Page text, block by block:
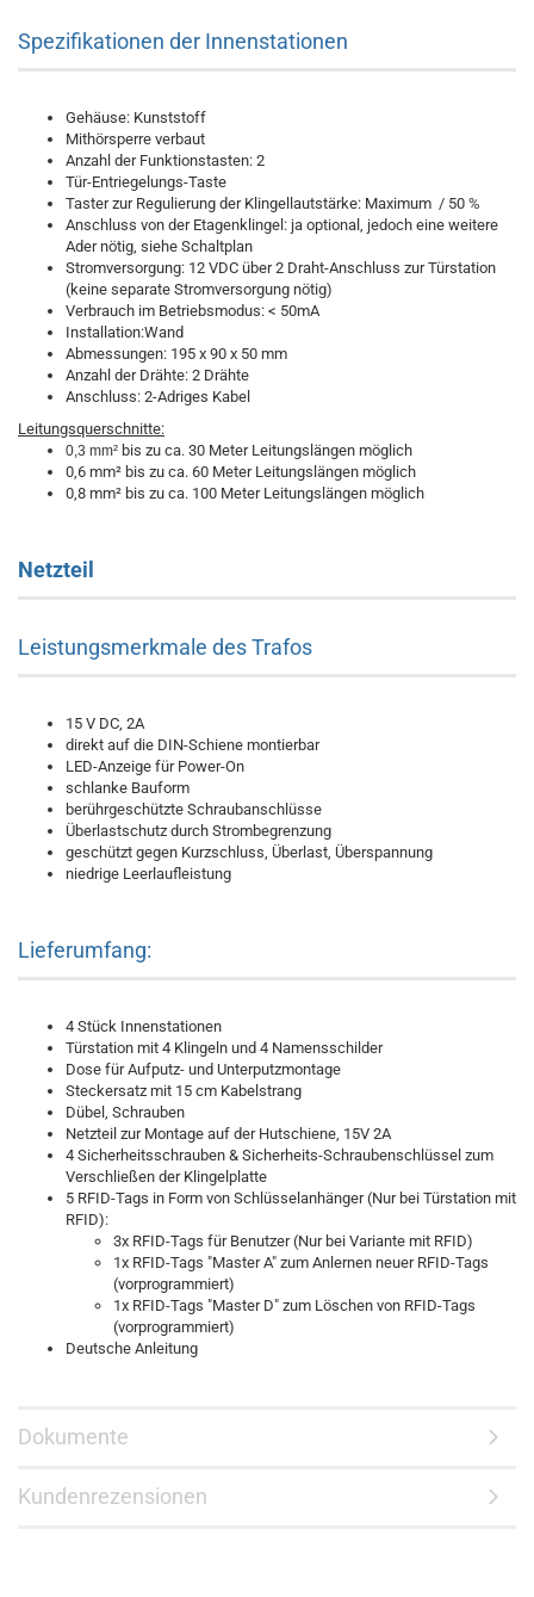
Spezifikationen der Innenstationen
Gehäuse: Kunststoff
Mithörsperre verbaut
Anzahl der Funktionstasten: 2
Tür-Entriegelungs-Taste
Taster zur Regulierung der Klingellautstärke: Maximum / 50 %
Anschluss von der Etagenklingel: ja optional, jedoch eine weitere
Ader nötig, siehe Schaltplan
Stromversorgung: 12 VDC über 2 Draht-Anschluss zur Türstation
(keine separate Stromversorgung nötig)
Verbrauch im Betriebsmodus: < 50mA
Installation:Wand
Abmessungen: 195 x 90 x 50 mm
Anzahl der Drähte: 2 Drähte
Anschluss: 2-Adriges Kabel
Leitungsquerschnitte:
0,3 mm² bis zu ca. 30 Meter Leitungslängen möglich
0,6 mm² bis zu ca. 60 Meter Leitungslängen möglich
0,8 mm² bis zu ca. 100 Meter Leitungslängen möglich
Netzteil
Leistungsmerkmale des Trafos
15 V DC, 2A
direkt auf die DIN-Schiene montierbar
LED-Anzeige für Power-On
schlanke Bauform
berührgeschützte Schraubanschlüsse
Überlastschutz durch Strombegrenzung
geschützt gegen Kurzschluss, Überlast, Überspannung
niedrige Leerlaufleistung
Lieferumfang:
4 Stück Innenstationen
Türstation mit 4 Klingeln und 4 Namensschilder
Dose für Aufputz- und Unterputzmontage
Steckersatz mit 15 cm Kabelstrang
Dübel, Schrauben
Netzteil zur Montage auf der Hutschiene, 15V 2A
4 Sicherheitsschrauben & Sicherheits-Schraubenschlüssel zum
Verschließen der Klingelplatte
5 RFID-Tags in Form von Schlüsselanhänger (Nur bei Türstation mit
RFID):
3x RFID-Tags für Benutzer (Nur bei Variante mit RFID)
1x RFID-Tags "Master A" zum Anlernen neuer RFID-Tags
(vorprogrammiert)
1x RFID-Tags "Master D" zum Löschen von RFID-Tags
(vorprogrammiert)
Deutsche Anleitung
Dokumente
Kundenrezensionen